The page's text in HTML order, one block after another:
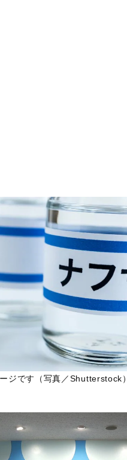
ジです（写真／Shutterstock）